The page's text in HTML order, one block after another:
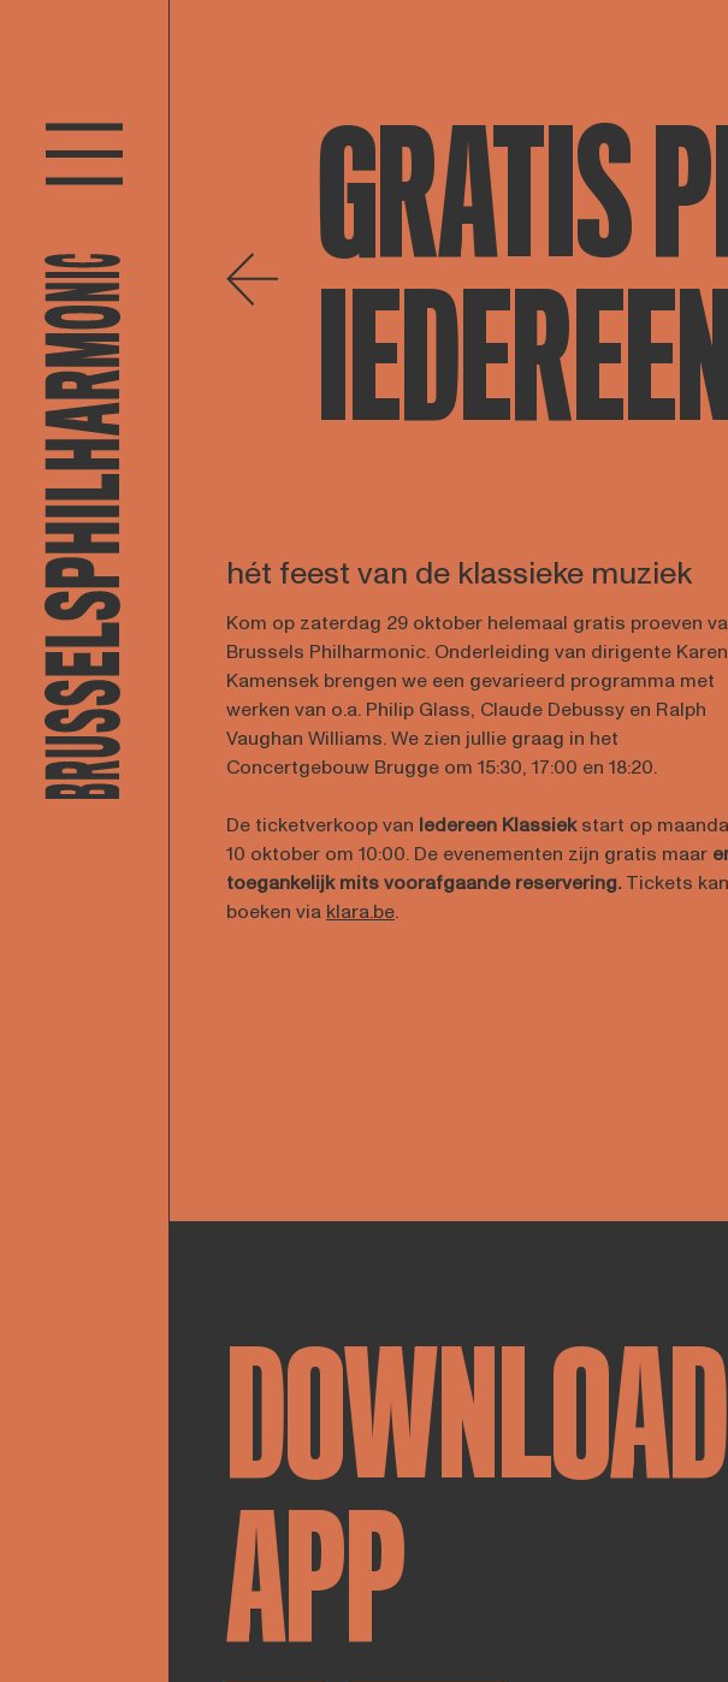
GRATIS
hét feest van de klassieke muziek
Kom op zaterdag 29 oktober helemaal gratis proeven
Brussels Philharmonic. Onderleiding van dirigente Karen
Kamensek brengen we een gevarieerd programma met
werken van o.a. Philip Glass, Claude Debussy en Ralph
Vaughan Williams. We zien jullie graag in het
Concertgebouw Brugge om 15:30, 17:00 en 18:20.
De ticketverkoop van Iedereen Klassiekstart op
10 oktober om 10:00. De evenementen zijn gratis maar
toegankelijk mits voorafgaande reservering.Tickets
boeken via klara.be.
DOWNLOAD
APP